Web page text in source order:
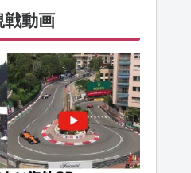
戦動画